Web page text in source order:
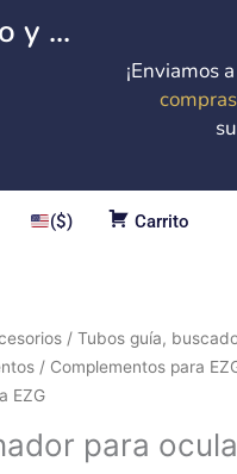
y ...
¡Enviamos
($) Carrito
/Tubos guía,
/ Complementos para
EZG
para